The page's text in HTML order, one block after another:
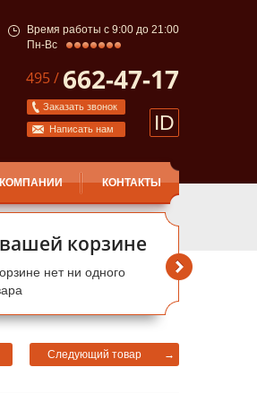
Время работы с 9:00 до 21:00
Пн-Вс
495 / 662-47-17
Заказать звонок
Написать нам ID
КОНТАКТЫ
корзине
нет ни одного
Следующий товар →